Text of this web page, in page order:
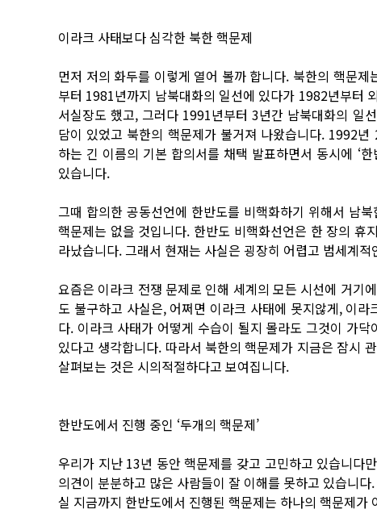
이라크 사태보다 심각한 북한 핵문제
먼저 저의 화두를 이렇게 열어 볼까 합니다. 북한의 핵문
부터 1981년까지 남북대화의 일선에 있다가 1982년부터
서실장도 했고, 그러다 1991년부터 3년간 남북대화의 일
담이 있었고 북한의 핵문제가 불거져 나왔습니다. 1992년
하는 긴 이름의 기본 합의서를 채택 발표하면서 동시에 ‘
있습니다.
그때 합의한 공동선언에 한반도를 비핵화하기 위해서 남
핵문제는 없을 것입니다. 한반도 비핵화선언은 한 장의
라났습니다. 그래서 현재는 사실은 굉장히 어렵고 범세계
요즘은 이라크 전쟁 문제로 인해 세계의 모든 시선에 거기
도 불구하고 사실은, 어쩌면 이라크 사태에 못지않게, 이
다. 이라크 사태가 어떻게 수습이 될지 몰라도 그것이 가
있다고 생각합니다. 따라서 북한의 핵문제가 지금은 잠시
살펴보는 것은 시의적절하다고 보여집니다.
한반도에서 진행 중인 ‘두개의 핵문제’
우리가 지난 13년 동안 핵문제를 갖고 고민하고 있습니다
의견이 분분하고 많은 사람들이 잘 이해를 못하고 있습니
실 지금까지 한반도에서 진행된 핵문제는 하나의 핵문제가